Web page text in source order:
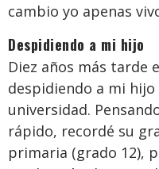
cambio yo apenas
Despidiendo a mi hijo
Diez años más tarde
despidiendo a mi
universidad.
rápido, recordé su
primaria (grado 12),